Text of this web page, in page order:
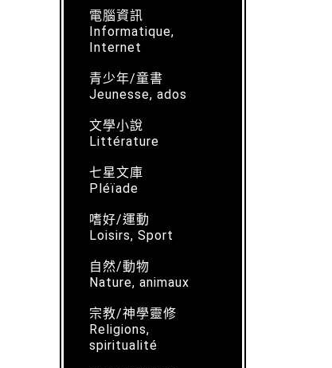
電腦資訊
Informatique,
Internet
青少年/童書
Jeunesse, ados
文學小說
Littérature
七星文庫
Pléïade
嗜好/運動
Loisirs, Sport
自然/動物
Nature, animaux
宗教/神學靈修
Religions,
spiritualité